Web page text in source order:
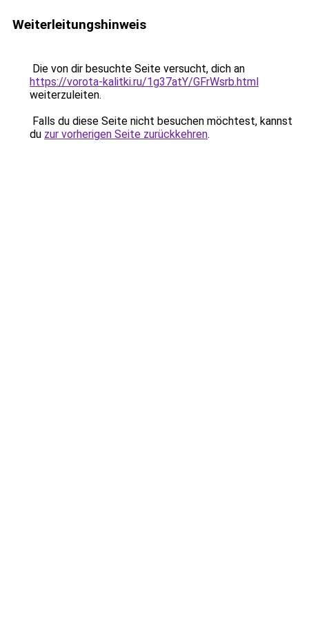
Weiterleitungshinweis
Die von dir besuchte Seite versucht, dich an
https://vorota-kalitki.ru/1g37atY/GFrWsrb.html
weiterzuleiten.
Falls du diese Seite nicht besuchen möchtest, kannst
du zur vorherigen Seite zurückkehren.